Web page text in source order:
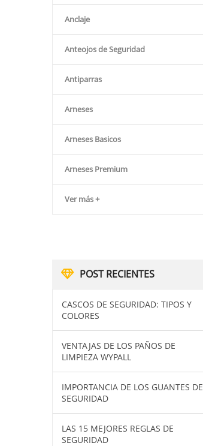
Anclaje
Anteojos de Seguridad
Antiparras
Arneses
Arneses Basicos
Arneses Premium
Ver más +
POST RECIENTES
CASCOS DE SEGURIDAD: TIPOS Y
COLORES
VENTAJAS DE LOS PAÑOS DE
LIMPIEZA WYPALL
IMPORTANCIA DE LOS GUANTES DE
SEGURIDAD
LAS 15 MEJORES REGLAS DE
SEGURIDAD